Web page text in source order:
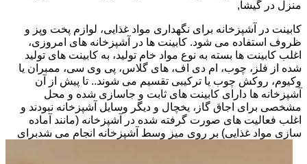
منزل در گیشا,
کابینت در آشپزخانه برای نگهداری مواد غذایی، لوازم پخت وپز و
ظروف استفاده می شود. کابینت ها در آشپزخانه های امروزی،
اغلب کابینت ها بسته به نوع مواد خام تولید، به کابینت های تولید
شده از فلز، چوب، ام دی اف، های گلاس، پی وی سی، ممبران یا
وکیوم، روکش چوب یا ترکیبی تقسیم می شوند.. تا پیش از آن
آشپزخانه ها دارای کابینت های ثابت و جاسازی شده و محل
مشخصی برای اجاق گاز، یخچال و دیگر وسایل آشپزخانه نبودند و
اغلب فعالیت های صورت گرفته شده در آشپزخانه (مانند آماده
سازی مواد غذایی) بر روی میز وسط آشپزخانه انجام می شدبرای